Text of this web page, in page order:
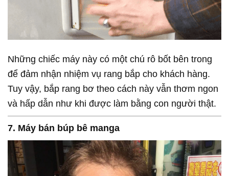
Những chiếc máy này có một chú rô bốt bên trong
để đảm nhận nhiệm vụ rang bắp cho khách hàng.
Tuy vậy, bắp rang bơ theo cách này vẫn thơm ngon
và hấp dẫn như khi được làm bằng con người thật.
7. Máy bán búp bê manga